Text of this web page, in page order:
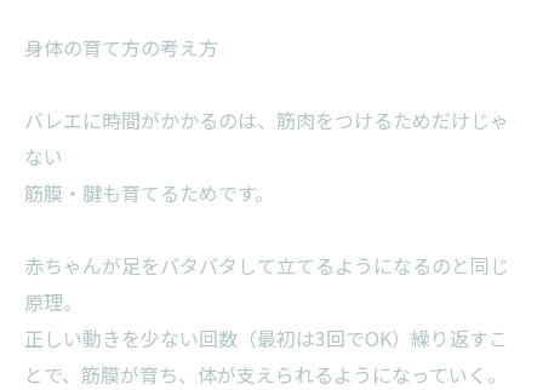
身体の育て方の考え方
バレエに時間がかかるのは、筋肉をつけるためだけじゃ
ない
筋膜・腱も育てるためです。
赤ちゃんが足をバタバタして立てるようになるのと同じ
原理。
正しい動きを少ない回数（最初は3回でOK）繰り返すこ
とで、筋膜が育ち、体が支えられるようになっていく。